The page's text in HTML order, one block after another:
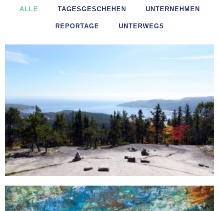
ALLE TAGESGESCHEHEN UNTERNEHMEN
REPORTAGE UNTERWEGS